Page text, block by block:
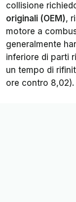
collisione
originali (OEM),
motore a
generalmente
inferiore di parti
un tempo di
ore contro 8,02).